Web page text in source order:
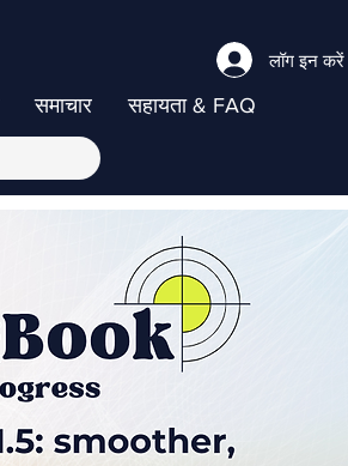
लॉग इन करें
समाचार सहायता & FAQ